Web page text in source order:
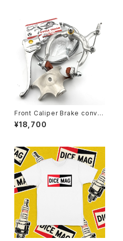
Front Caliper Brake conver
sion kit for Schwinn middl
eweight fork #F
¥18,700